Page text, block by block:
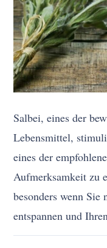
Salbei, eines der
Lebensmittel,
eines der
Aufmerksamkeit zu
besonders wenn
entspannen und